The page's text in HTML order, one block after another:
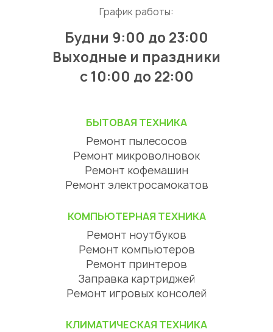
График работы:
Будни 9:00 до 23:00
Выходные и праздники
с 10:00 до 22:00
БЫТОВАЯ ТЕХНИКА
Ремонт пылесосов
Ремонт микроволновок
Ремонт кофемашин
Ремонт электросамокатов
КОМПЬЮТЕРНАЯ ТЕХНИКА
Ремонт ноутбуков
Ремонт компьютеров
Ремонт принтеров
Заправка картриджей
Ремонт игровых консолей
КЛИМАТИЧЕСКАЯ ТЕХНИКА